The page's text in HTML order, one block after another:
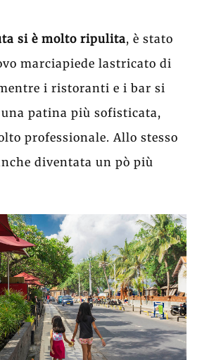
si è molto ripulita, è stato
marciapiede lastricato di
i ristoranti e i bar si
patina più sofisticata,
professionale. Allo stesso
diventata un pò più